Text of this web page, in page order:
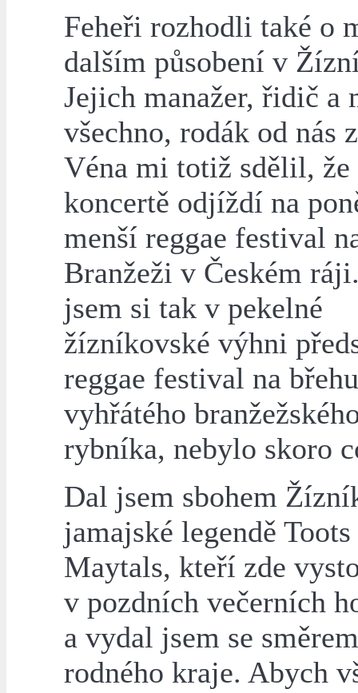
Feheři rozhodli také o
dalším působení v
Jejich manažer, řidič a
všechno, rodák od nás
Véna mi totiž sdělil, že
koncertě odjíždí na
menší reggae festival
Branžeži v Českém
jsem si tak v pekelné
žízníkovské výhni
reggae festival na břehu
vyhřátého
rybníka, nebylo skoro
Dal jsem sbohem
jamajské legendě
Maytals, kteří zde
v pozdních večerních
a vydal jsem se
rodného kraje. Abych